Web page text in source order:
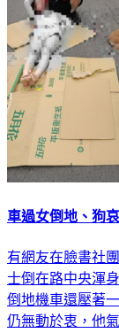
車過女倒地、狗
有網友在臉書社
士倒在路中央渾
倒地機車還壓著
仍無動於衷，他